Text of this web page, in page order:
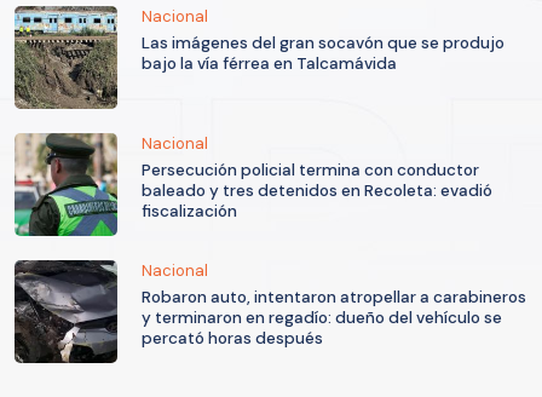
Nacional
Las imágenes del gran socavón que se produjo
bajo la vía férrea en Talcamávida
Nacional
Persecución policial termina con conductor
baleado y tres detenidos en Recoleta: evadió
fiscalización
Nacional
Robaron auto, intentaron atropellar a carabineros
y terminaron en regadío: dueño del vehículo se
percató horas después